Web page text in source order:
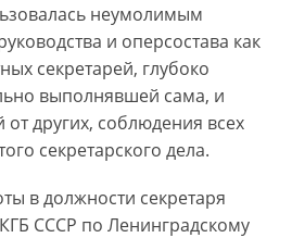
неумолимым
и оперсостава как
секретарей, глубоко
выполнявшей сама, и
других, соблюдения всех
секретарского дела.
в должности секретаря
СССР по Ленинградскому